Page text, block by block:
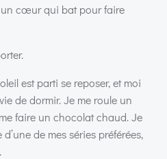
un cœur qui bat pour faire
est parti se reposer, et moi
de dormir. Je me roule un
faire un chocolat chaud. Je
de mes séries préférées,